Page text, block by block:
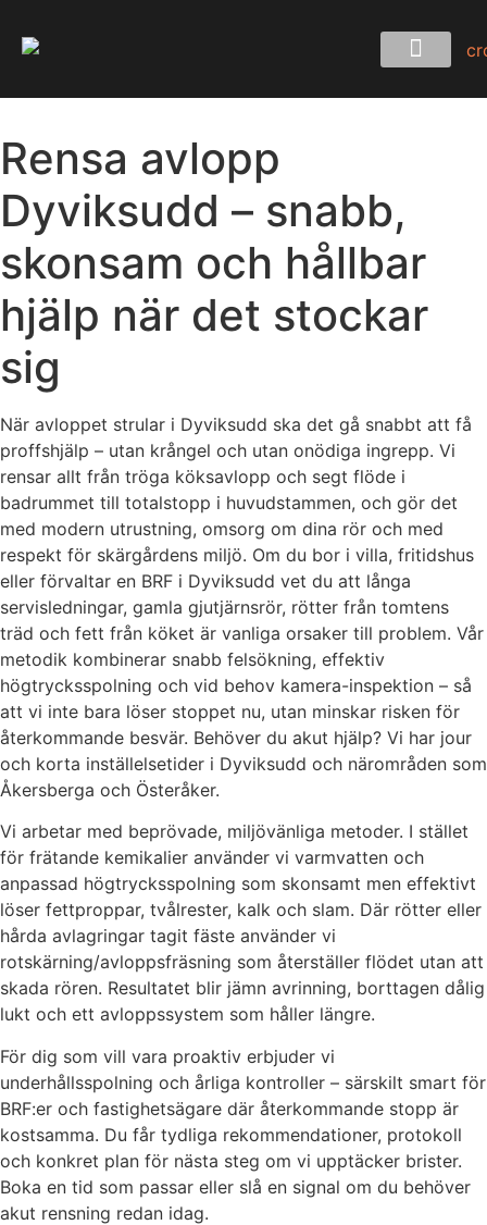
Rensa avlopp
Dyviksudd – snabb,
skonsam och hållbar
hjälp när det stockar
sig
När avloppet strular i Dyviksudd ska det gå snabbt att få
proffshjälp – utan krångel och utan onödiga ingrepp. Vi
rensar allt från tröga köksavlopp och segt flöde i
badrummet till totalstopp i huvudstammen, och gör det
med modern utrustning, omsorg om dina rör och med
respekt för skärgårdens miljö. Om du bor i villa, fritidshus
eller förvaltar en BRF i Dyviksudd vet du att långa
servisledningar, gamla gjutjärnsrör, rötter från tomtens
träd och fett från köket är vanliga orsaker till problem. Vår
metodik kombinerar snabb felsökning, effektiv
högtrycksspolning och vid behov kamera-inspektion – så
att vi inte bara löser stoppet nu, utan minskar risken för
återkommande besvär. Behöver du akut hjälp? Vi har jour
och korta inställelsetider i Dyviksudd och närområden som
Åkersberga och Österåker.
Vi arbetar med beprövade, miljövänliga metoder. I stället
för frätande kemikalier använder vi varmvatten och
anpassad högtrycksspolning som skonsamt men effektivt
löser fettproppar, tvålrester, kalk och slam. Där rötter eller
hårda avlagringar tagit fäste använder vi
rotskärning/avloppsfräsning som återställer flödet utan att
skada rören. Resultatet blir jämn avrinning, borttagen dålig
lukt och ett avloppssystem som håller längre.
För dig som vill vara proaktiv erbjuder vi
underhållsspolning och årliga kontroller – särskilt smart för
BRF:er och fastighetsägare där återkommande stopp är
kostsamma. Du får tydliga rekommendationer, protokoll
och konkret plan för nästa steg om vi upptäcker brister.
Boka en tid som passar eller slå en signal om du behöver
akut rensning redan idag.